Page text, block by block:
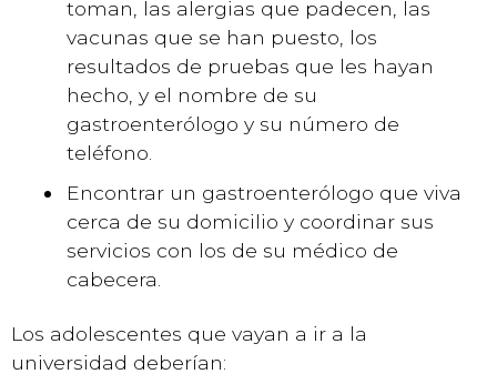
toman, las alergias que padecen, las
vacunas que se han puesto, los
resultados de pruebas que les hayan
hecho, y el nombre de su
gastroenterólogo y su número de
teléfono.
Encontrar un gastroenterólogo que viva
cerca de su domicilio y coordinar sus
servicios con los de su médico de
cabecera.
Los adolescentes que vayan a ir a la
universidad deberían: